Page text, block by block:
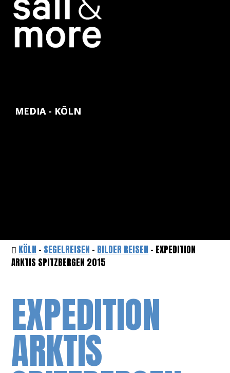
MEDIA - KÖLN
KÖLN - SEGELREISEN - BILDER REISEN - EXPEDITION
ARKTIS SPITZBERGEN 2015
EXPEDITION
ARKTIS